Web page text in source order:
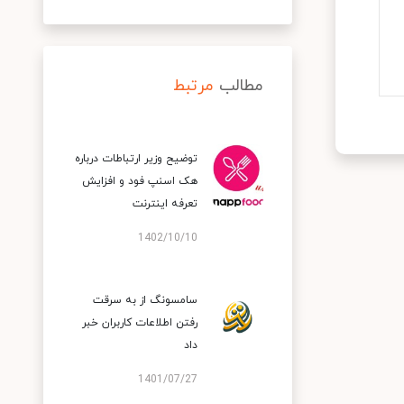
مطالب مرتبط
توضیح وزیر ارتباطات درباره
هک اسنپ‌ فود و افزایش
تعرفه اینترنت
1402/10/10
سامسونگ از به سرقت
رفتن اطلاعات کاربران خبر
داد
1401/07/27